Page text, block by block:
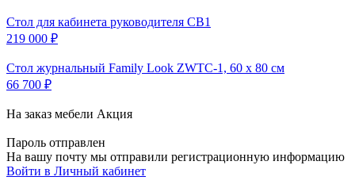
Cтол для кабинета руководителя CB1
219 000 ₽
Стол журнальный Family Look ZWTC-1, 60 x 80 см
66 700 ₽
На заказ мебели Акция
Пароль отправлен
На вашу почту мы отправили регистрационную информацию
Войти в Личный кабинет